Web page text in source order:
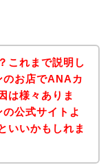
これまで説明し
のお店でANAカ
は様々ありま
公式サイトよ
いいかもしれま